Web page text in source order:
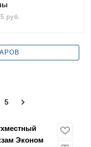
руб.
5
Эконом